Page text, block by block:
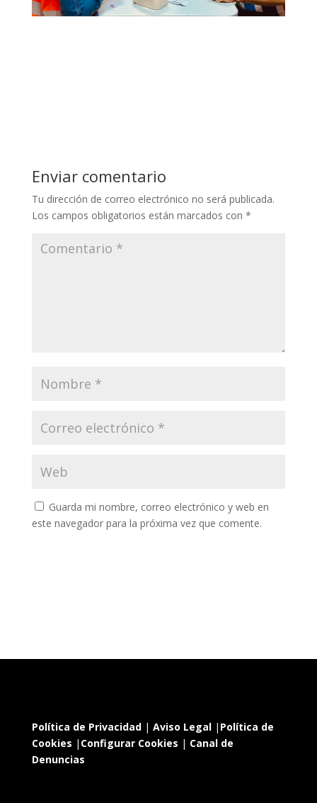
Enviar comentario
Tu dirección de correo electrónico no será publicada.
Los campos obligatorios están marcados con *
Guarda mi nombre, correo electrónico y web en
este navegador para la próxima vez que comente.
Política de Privacidad| Aviso Legal| Política de
Cookies | Configurar Cookies | Canal de
Denuncias